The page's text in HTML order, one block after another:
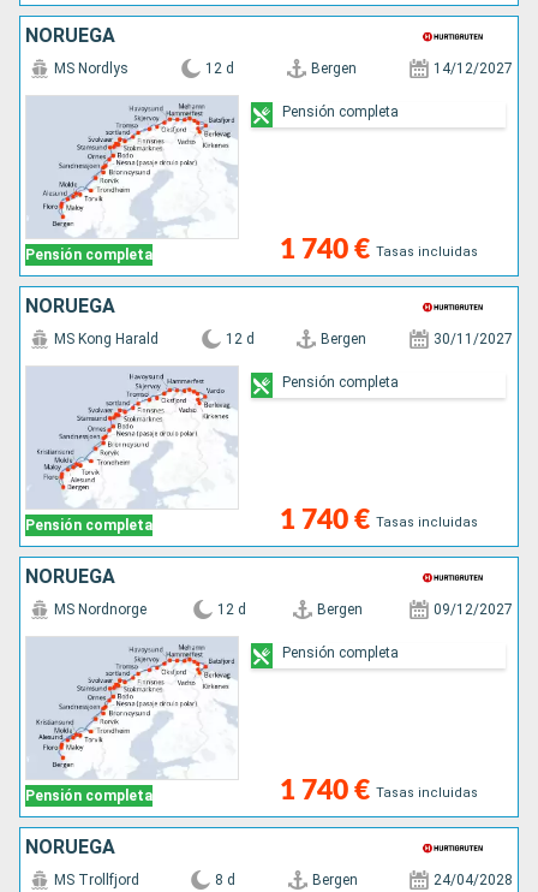
NORUEGA
Pensión completa
MS Nordlys 12 d Bergen 14/12/2027
1 740 € Tasas incluidas
Pensión completa
NORUEGA
Pensión completa
MS Kong Harald 12 d Bergen 30/11/2027
1 740 € Tasas incluidas
Pensión completa
NORUEGA
Pensión completa
MS Nordnorge 12 d Bergen 09/12/2027
1 740 € Tasas incluidas
Pensión completa
NORUEGA
MS Trollfjord 8 d Bergen 24/04/2028